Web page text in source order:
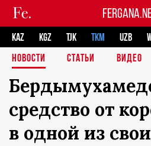
KAZ KGZ TJK TKM UZB
НОВОСТИ
СТАТЬИ ВИДЕО
средство от
в одной из